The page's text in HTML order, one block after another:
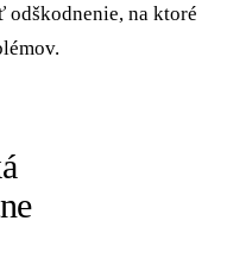
odškodnenie, na ktoré